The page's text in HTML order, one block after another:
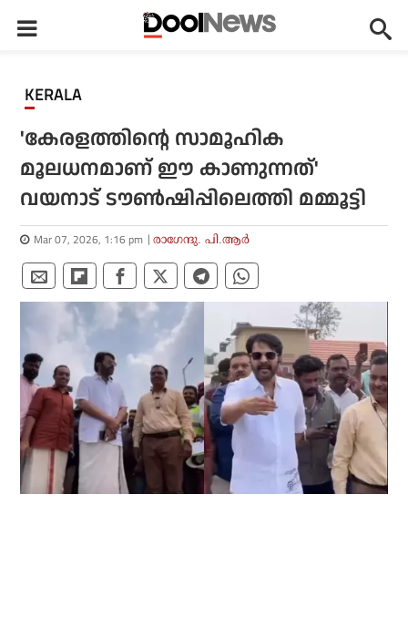
KERALA
'കേരളത്തിന്റെ സാമൂഹിക
മൂലധനമാണ് ഈ കാണുന്നത്'
വയനാട് ടൗണ്‍ഷിപ്പിലെത്തി മമ്മൂട്ടി
Mar 07, 2026, 1:16 pm രാഗേന്ദു. പി.ആര്‍